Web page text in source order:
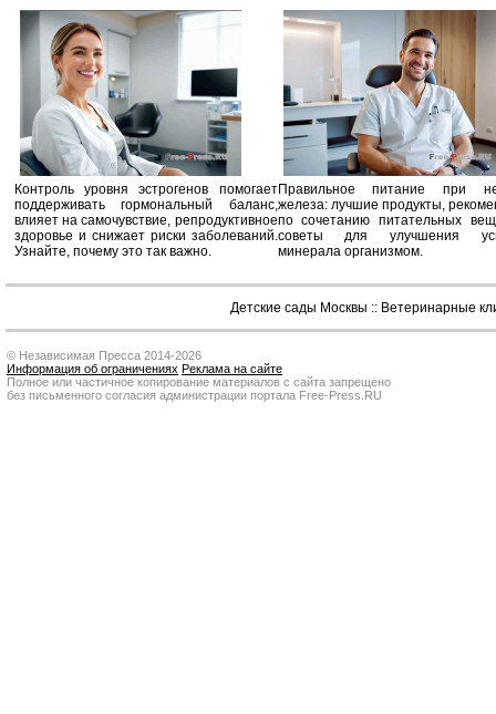
Контроль уровня эстрогенов помогает
поддерживать гормональный баланс,
влияет на самочувствие, репродуктивное
здоровье и снижает риски заболеваний.
Узнайте, почему это так важно.
Правильное питание при
железа: лучшие продукты,
по сочетанию питательных
советы для улучшения
минерала организмом.
Детские сады Москвы :: Ветеринарные
© Независимая Пресса 2014-2026
Информация об ограничениях Реклама на сайте
Полное или частичное копирование материалов с сайта запрещено
без письменного согласия администрации портала Free-Press.RU